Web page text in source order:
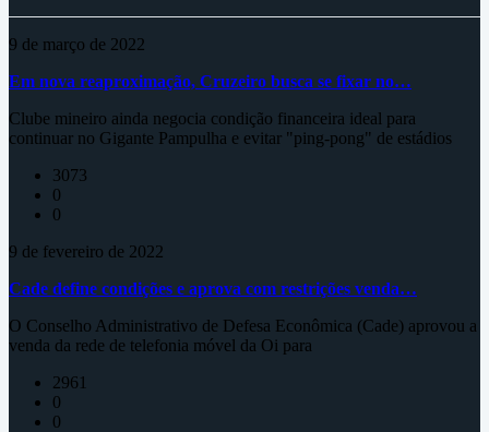
9 de março de 2022
Em nova reaproximação, Cruzeiro busca se fixar no…
Clube mineiro ainda negocia condição financeira ideal para
continuar no Gigante Pampulha e evitar "ping-pong" de estádios
3073
0
0
9 de fevereiro de 2022
Cade define condições e aprova com restrições venda…
O Conselho Administrativo de Defesa Econômica (Cade) aprovou a
venda da rede de telefonia móvel da Oi para
2961
0
0